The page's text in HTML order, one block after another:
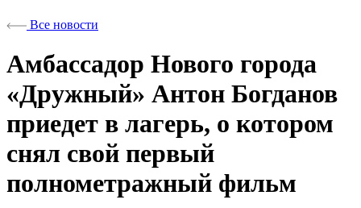
Все новости
Амбассадор Нового города
«Дружный» Антон Богданов
приедет в лагерь, о котором
снял свой первый
полнометражный фильм